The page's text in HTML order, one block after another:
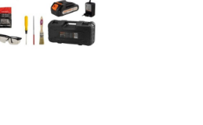
Μεγέθυνση